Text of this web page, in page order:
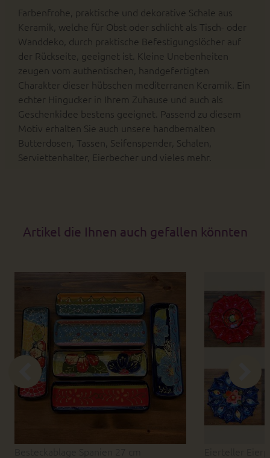
Farbenfrohe, praktische und dekorative Schale aus
Keramik, welche für Obst oder schlicht als Tisch- oder
Wanddeko, durch praktische Befestigungslöcher auf
der Rückseite, geeignet ist. Kleine Unebenheiten
zeugen vom authentischen, handgefertigten
Charakter dieser hübschen mediterranen Keramik. Ein
echter Hingucker in Ihrem Zuhause und auch als
Geschenkidee bestens geeignet. Passend zu diesem
Motiv erhalten Sie auch unsere handbemalten
Butterdosen, Tassen, Seifenspender, Schalen,
Serviettenhalter, Eierbecher und vieles mehr.
Artikel die Ihnen auch gefallen könnten